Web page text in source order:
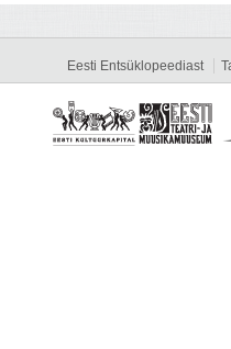
Eesti Entsüklopeediast